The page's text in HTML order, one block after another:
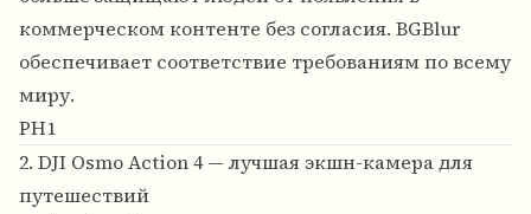
коммерческом контенте без согласия. BGBlur
обеспечивает соответствие требованиям по всему
миру.
PH1
2. DJI Osmo Action 4 — лучшая экшн-камера для
путешествий